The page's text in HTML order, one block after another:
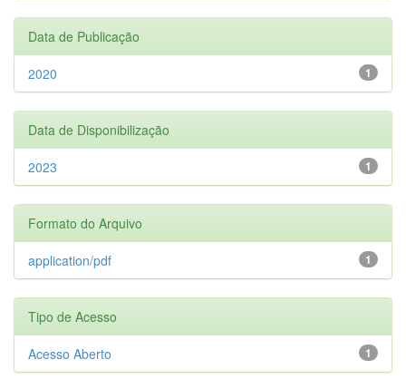
Data de Publicação
1
2020
Data de Disponibilização
1
2023
Formato do Arquivo
1
application/pdf
Tipo de Acesso
1
Acesso Aberto